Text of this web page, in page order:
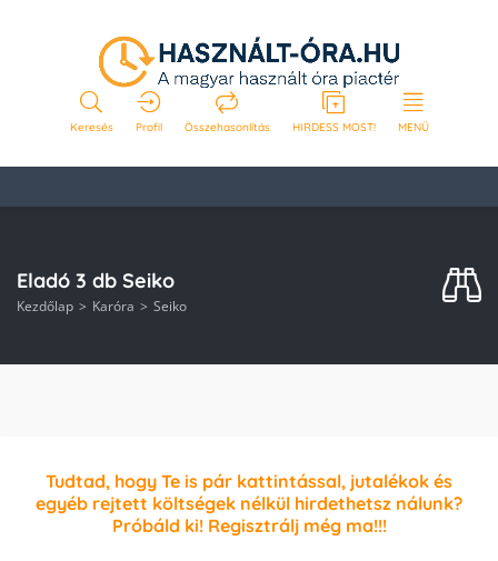
Keresés Profil Összehasonlítás HIRDESS MOST! MENÜ
Eladó 3 db Seiko
Kezdőlap Karóra Seiko
Tudtad, hogy Te is pár kattintással, jutalékok és
egyéb rejtett költségek nélkül hirdethetsz nálunk?
Próbáld ki! Regisztrálj még ma!!!